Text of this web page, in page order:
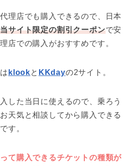
理店でも購入できるので、日本
当サイト限定の割引クーポンで安
店での購入がおすすめです。
klookと KKdayの2サイト。
した当日に使えるので、乗ろう
天気と相談してから購入できる
す。
て購入できるチケットの種類が